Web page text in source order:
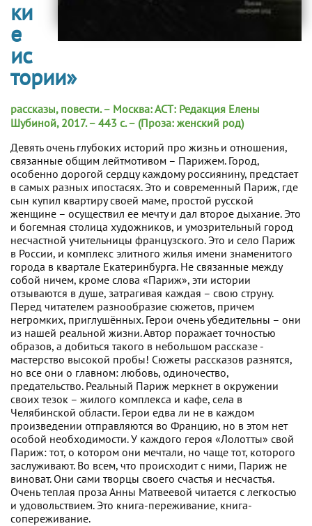
ки
е
ис
тории»
рассказы, повести. – Москва: АСТ: Редакция Елены
Шубиной, 2017. – 443 с. – (Проза: женский род)
Девять очень глубоких историй про жизнь и отношения,
связанные общим лейтмотивом – Парижем. Город,
особенно дорогой сердцу каждому россиянину, предстает
в самых разных ипостасях. Это и современный Париж, где
сын купил квартиру своей маме, простой русской
женщине – осуществил ее мечту и дал второе дыхание. Это
и богемная столица художников, и умозрительный город
несчастной учительницы французского. Это и село Париж
в России, и комплекс элитного жилья имени знаменитого
города в квартале Екатеринбурга. Не связанные между
собой ничем, кроме слова «Париж», эти истории
отзываются в душе, затрагивая каждая – свою струну.
Перед читателем разнообразие сюжетов, причем
негромких, приглушённых. Герои очень убедительны – они
из нашей реальной жизни. Автор поражает точностью
образов, а добиться такого в небольшом рассказе -
мастерство высокой пробы! Сюжеты рассказов разнятся,
но все они о главном: любовь, одиночество,
предательство. Реальный Париж меркнет в окружении
своих тезок – жилого комплекса и кафе, села в
Челябинской области. Герои едва ли не в каждом
произведении отправляются во Францию, но в этом нет
особой необходимости. У каждого героя «Лолотты» свой
Париж: тот, о котором они мечтали, но чаще тот, которого
заслуживают. Во всем, что происходит с ними, Париж не
виноват. Они сами творцы своего счастья и несчастья.
Очень теплая проза Анны Матвеевой читается с легкостью
и удовольствием. Это книга-переживание, книга-
сопереживание.